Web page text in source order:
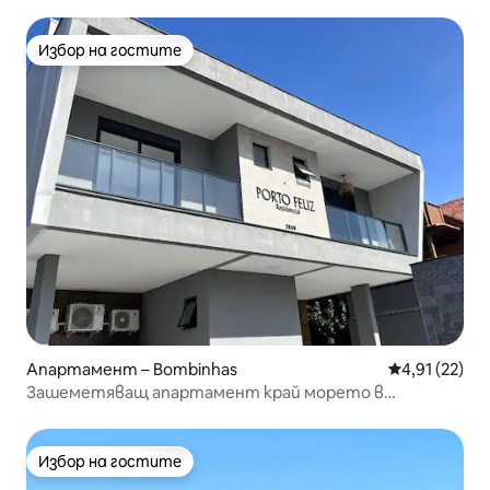
Избор на гостите
Избор на гостите
Апартамент – Bombinhas Средна
4,91 (22)
Зашеметяващ апартамент край морето в
Избор на гостите
Избор на гостите